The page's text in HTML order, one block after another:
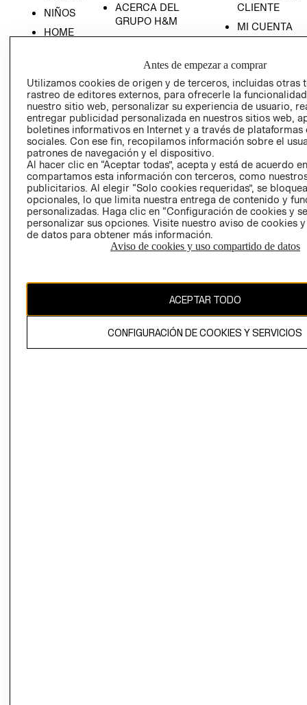
NIÑOS
HOME
ACERCA DEL
GRUPO H&M
RESPONSABILIDAD
RELACIÓN CON
INVERSIONISTAS
POLÍTICA
EMPRESARIAL
CLIENTE
MI CUENTA
- RETIRO EN
TIENDA
TÉRMINOS Y
CONDICIONES
AVISO DE
PRIVACIDAD
GIFT CARD
AVISO DE
COOKIES
Chile ($)
Antes de empezar a comprar
Utilizamos cookies de origen y de terceros, incluidas otras
rastreo de editores externos, para ofrecerle la
nuestro sitio web, personalizar su experiencia de usuario,
entregar publicidad personalizada en nuestros sitios web,
boletines informativos en Internet y a través de plataformas
sociales. Con ese fin, recopilamos información sobre el
patrones de navegación y el dispositivo.
Al hacer clic en “Aceptar todas”, acepta y está de acuerdo
compartamos esta información con terceros, como
publicitarios. Al elegir “Solo cookies requeridas”, se
opcionales, lo que limita nuestra entrega de contenido y
personalizadas. Haga clic en “Configuración de cookies y
personalizar sus opciones. Visite nuestro aviso de cookies
de datos para obtener más información.
Aviso de cookies y uso compartido de datos
ACEPTAR TODO
CONFIGURACIÓN DE COOKIES Y SERVICIOS